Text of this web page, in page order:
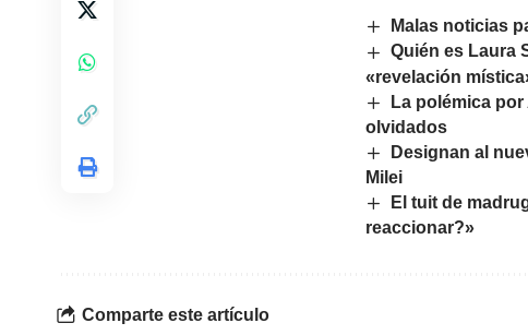
Malas noticias
Quién es Laura
«revelación
La polémica
olvidados
Designan al
Milei
El tuit de
reaccionar?»
Comparte este artículo